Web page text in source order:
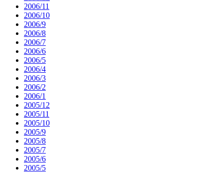
2006/11
2006/10
2006/9
2006/8
2006/7
2006/6
2006/5
2006/4
2006/3
2006/2
2006/1
2005/12
2005/11
2005/10
2005/9
2005/8
2005/7
2005/6
2005/5